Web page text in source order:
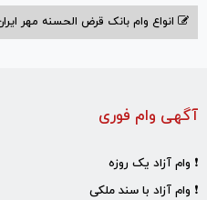
انواع وام بانک قرض الحسنه مهر ایران
آگهی وام فوری
❗ وام آزاد یک روزه
❗ وام آزاد با سند ملکی